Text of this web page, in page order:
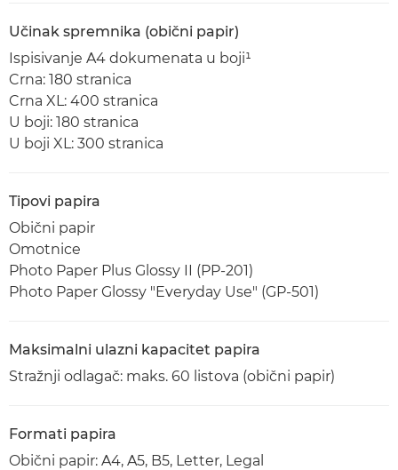
Učinak spremnika (obični papir)
Ispisivanje A4 dokumenata u boji¹
Crna: 180 stranica
Crna XL: 400 stranica
U boji: 180 stranica
U boji XL: 300 stranica
Tipovi papira
Obični papir
Omotnice
Photo Paper Plus Glossy II (PP-201)
Photo Paper Glossy "Everyday Use" (GP-501)
Maksimalni ulazni kapacitet papira
Stražnji odlagač: maks. 60 listova (obični papir)
Formati papira
Obični papir: A4, A5, B5, Letter, Legal